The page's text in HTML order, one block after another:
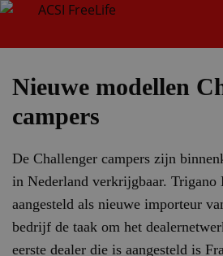
Zoeken
Nieuwe modellen
campers
De Challenger campers zijn
in Nederland verkrijgbaar.
aangesteld als nieuwe importeur
bedrijf de taak om het
eerste dealer die is aangesteld is